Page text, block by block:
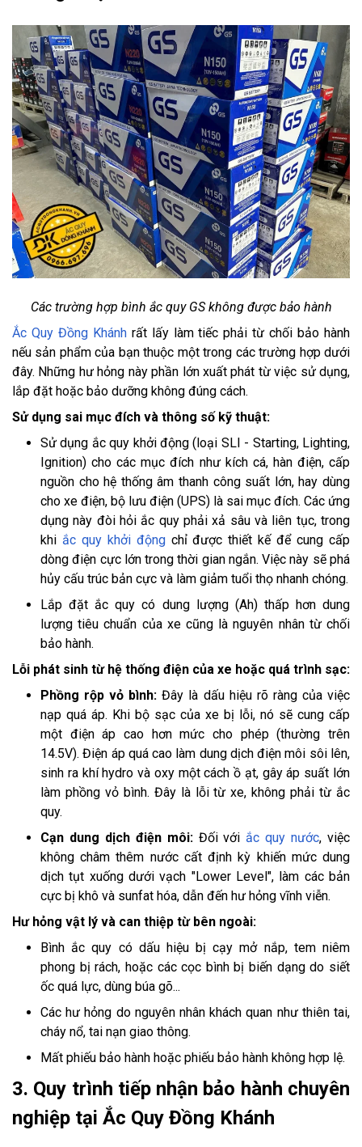
Các trường hợp bình ắc quy GS không được bảo hành
Ắc Quy Đồng Khánhrất lấy làm tiếc phải từ chối bảo hành
nếu sản phẩm của bạn thuộc một trong các trường hợp dưới
đây. Những hư hỏng này phần lớn xuất phát từ việc sử dụng,
lắp đặt hoặc bảo dưỡng không đúng cách.
Sử dụng sai mục đích và thông số kỹ thuật:
Sử dụng ắc quy khởi động (loại SLI - Starting, Lighting,
Ignition) cho các mục đích như kích cá, hàn điện, cấp
nguồn cho hệ thống âm thanh công suất lớn, hay dùng
cho xe điện, bộ lưu điện (UPS) là sai mục đích. Các ứng
dụng này đòi hỏi ắc quy phải xả sâu và liên tục, trong
khi ắc quy khởi độngchỉ được thiết kế để cung cấp
dòng điện cực lớn trong thời gian ngắn. Việc này sẽ phá
hủy cấu trúc bản cực và làm giảm tuổi thọ nhanh chóng.
Lắp đặt ắc quy có dung lượng (Ah) thấp hơn dung
lượng tiêu chuẩn của xe cũng là nguyên nhân từ chối
bảo hành.
Lỗi phát sinh từ hệ thống điện của xe hoặc quá trình sạc:
Phồng rộp vỏ bình: Đây là dấu hiệu rõ ràng của việc
nạp quá áp. Khi bộ sạc của xe bị lỗi, nó sẽ cung cấp
một điện áp cao hơn mức cho phép (thường trên
14.5V). Điện áp quá cao làm dung dịch điện môi sôi lên,
sinh ra khí hydro và oxy một cách ồ ạt, gây áp suất lớn
làm phồng vỏ bình. Đây là lỗi từ xe, không phải từ ắc
quy.
Cạn dung dịch điện môi: Đối vớiắc quy nước, việc
không châm thêm nước cất định kỳ khiến mức dung
dịch tụt xuống dưới vạch "Lower Level", làm các bản
cực bị khô và sunfat hóa, dẫn đến hư hỏng vĩnh viễn.
Hư hỏng vật lý và can thiệp từ bên ngoài:
Bình ắc quy có dấu hiệu bị cạy mở nắp, tem niêm
phong bị rách, hoặc các cọc bình bị biến dạng do siết
ốc quá lực, dùng búa gõ...
Các hư hỏng do nguyên nhân khách quan như thiên tai,
cháy nổ, tai nạn giao thông.
Mất phiếu bảo hành hoặc phiếu bảo hành không hợp lệ.
3. Quy trình tiếp nhận bảo hành chuyên
nghiệp tại Ắc Quy Đồng Khánh